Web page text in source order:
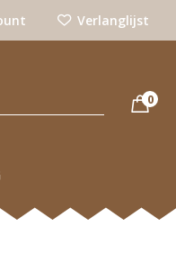
Verlanglijst
0